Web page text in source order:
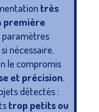
très
première
paramètres
nécessaire.
le compromis
et précision.
détectés :
trop petits ou